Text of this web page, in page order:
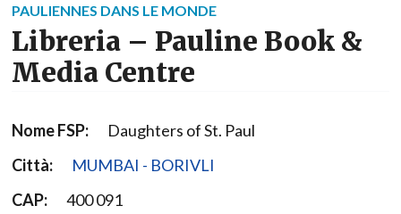
Où sommes-nous
News
PAULIENNES DANS LE MONDE
Libreria – Pauline Book &
Media Centre
Nome FSP:
Daughters of St. Paul
Città:
MUMBAI - BORIVLI
CAP:
400 091